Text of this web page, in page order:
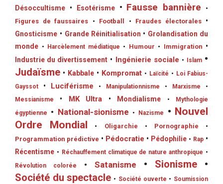
Désoccultisme
• Esotérisme • Fausse bannière
•
Figures de faussaires
• Football • Fraudes électorales
•
Gnosticisme • Grande Réinitialisation • Grolandisation du
monde • Harcèlement médiatique • Humour • Immigration •
Industrie du divertissement • Ingénierie sociale • Islam •
Judaïsme • Kabbale • Kompromat • Laïcité • Loi Fabius-
Gayssot
• Luciférisme • Manipulationnisme • Marxisme
•
Messianisme
• MK Ultra • Mondialisme •
Mythologie
égyptienne
• National-sionisme • Nazisme • Nouvel
Ordre Mondial
• Oligarchie • Pornographie
•
Programmation prédictive • Pédocratie • Pédophilie • Rap •
Récentisme • Réchauffement climatique de nature anthropique •
Révolution colorée
• Satanisme • Sionisme
•
Société du spectacle • Société ouverte • Soumission